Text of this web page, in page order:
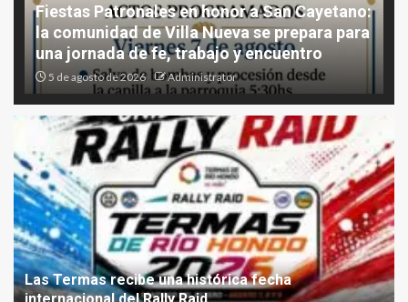
Fiestas Patronales en honor a San Cayetano:
la comunidad de Villa Nueva se prepara para
una jornada de fe, trabajo y encuentro
5 de agosto de 2026 Administrator
Las Termas recibe una histórica fecha